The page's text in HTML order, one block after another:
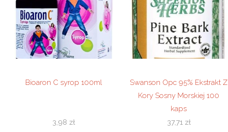
Bioaron C syrop 100ml
3,98 zł
Swanson Opc 95% Ekstrakt Z
Kory Sosny Morskiej 100
kaps
37,71 zł